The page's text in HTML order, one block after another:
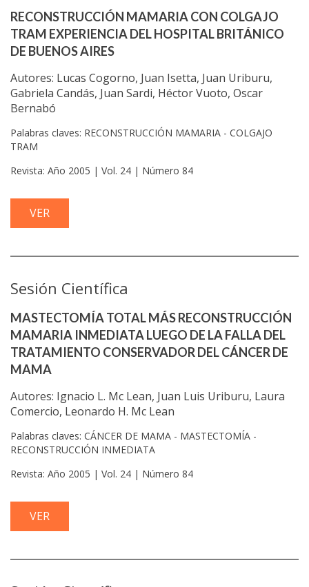
RECONSTRUCCIÓN MAMARIA CON COLGAJO
TRAM EXPERIENCIA DEL HOSPITAL BRITÁNICO
DE BUENOS AIRES
Autores: Lucas Cogorno, Juan Isetta, Juan Uriburu,
Gabriela Candás, Juan Sardi, Héctor Vuoto, Oscar
Bernabó
Palabras claves: RECONSTRUCCIÓN MAMARIA - COLGAJO
TRAM
Revista: Año 2005 | Vol. 24 | Número 84
VER
Sesión Científica
MASTECTOMÍA TOTAL MÁS RECONSTRUCCIÓN
MAMARIA INMEDIATA LUEGO DE LA FALLA DEL
TRATAMIENTO CONSERVADOR DEL CÁNCER DE
MAMA
Autores: Ignacio L. Mc Lean, Juan Luis Uriburu, Laura
Comercio, Leonardo H. Mc Lean
Palabras claves: CÁNCER DE MAMA - MASTECTOMÍA -
RECONSTRUCCIÓN INMEDIATA
Revista: Año 2005 | Vol. 24 | Número 84
VER